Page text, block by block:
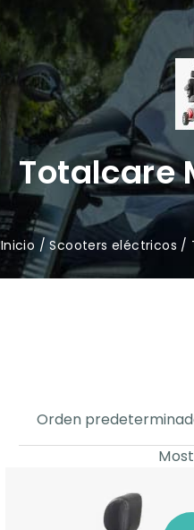
Totalcare
Inicio /Scooters eléctricos /